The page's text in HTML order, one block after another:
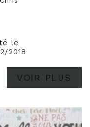
le
2018
VOIR PLUS